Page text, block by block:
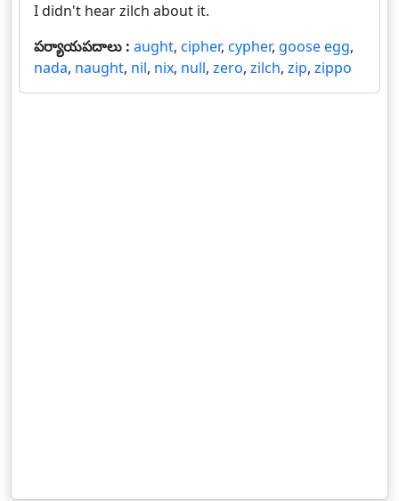
I didn't hear zilch about it.
పర్యాయపదాలు : aught, cipher, cypher, goose egg,
nada, naught, nil, nix, null, zero, zilch, zip, zippo